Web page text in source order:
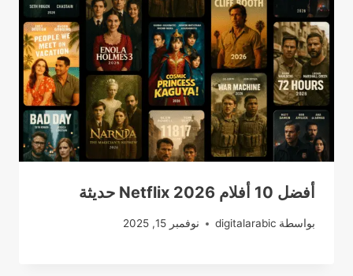
أفضل 10 أفلام Netflix 2026 حديثة
بواسطة digitalarabic نوفمبر 15, 2025